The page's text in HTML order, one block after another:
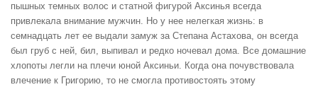
пышных темных волос и статной фигурой Аксинья всегда
привлекала внимание мужчин. Но у нее нелегкая жизнь: в
семнадцать лет ее выдали замуж за Степана Астахова, он всегда
был груб с ней, бил, выпивал и редко ночевал дома. Все домашние
хлопоты легли на плечи юной Аксиньи. Когда она почувствовала
влечение к Григорию, то не смогла противостоять этому